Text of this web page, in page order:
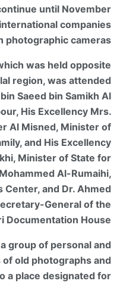
until November
companies
photographic cameras.
was held opposite
region, was attended
Saeed bin Samikh Al
His Excellency Mrs.
Al Misned, Minister of
and His Excellency
Minister of State for
Al-Rumaihi,
and Dr. Ahmed
General of the
Documentation House.
group of personal and
old photographs and
a place designated for